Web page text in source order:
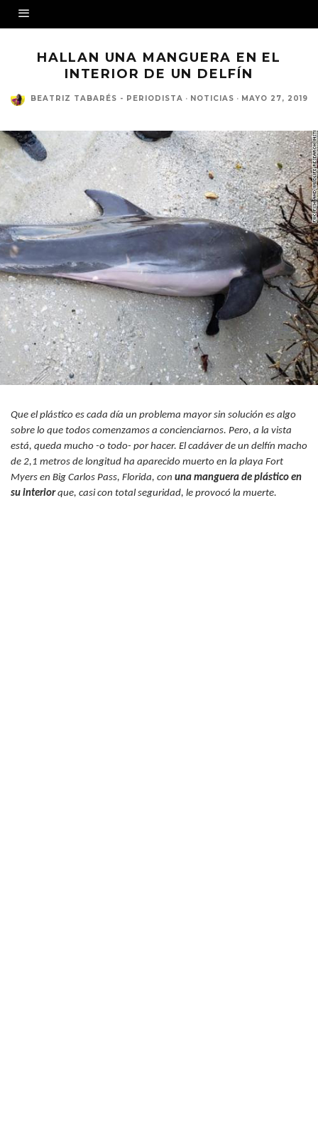
HALLAN UNA MANGUERA EN EL
INTERIOR DE UN DELFÍN
BEATRIZ TABARÉS - PERIODISTA · NOTICIAS · MAYO 27, 2019
Que el plástico es cada día un problema mayor sin solución es algo
sobre lo que todos comenzamos a concienciarnos. Pero, a la vista
está, queda mucho -o todo- por hacer. El cadáver de un delfín macho
de 2,1 metros de longitud ha aparecido muerto en la playa Fort
Myers en Big Carlos Pass, Florida, con una manguera de plástico en
su interiorque, casi con total seguridad, le provocó la muerte.